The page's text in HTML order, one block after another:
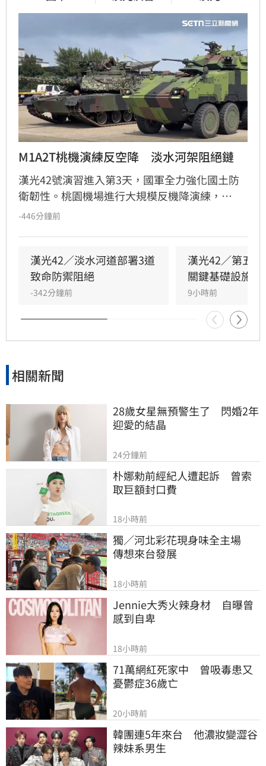
M1A2T桃機演練反空降　淡水河架阻絕鏈
漢光42號演習進入第3天，國軍全力強化國土防
衛韌性。桃園機場進行大規模反機降演練，
M1A2T戰車與八輪甲車進駐守護國門。同時，陸
中樞。
-446分鐘前
漢光42／淡水河道部署3道
致命防禦阻絕
-342分鐘前
漢光42／第五
關鍵基礎設施防
9小時前
相關新聞
28歲女星無預警生了　閃婚2年
迎愛的結晶
24分鐘前
朴娜勑前經紀人遭起訴　曾索
取巨額封口費
18小時前
獨／河北彩花現身味全主場
傳想來台發展
18小時前
Jennie大秀火辣身材　自曝曾
感到自卑
18小時前
71萬網紅死家中　曾吸毒患又
憂鬱症36歲亡
20小時前
韓團連5年來台　他濃妝變澀谷
辣妹系男生